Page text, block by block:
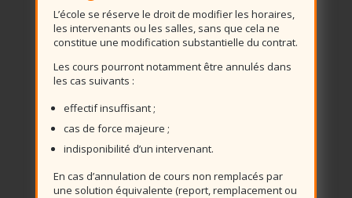
L’école se réserve le droit de modifier les horaires,
les intervenants ou les salles, sans que cela ne
constitue une modification substantielle du contrat.
Les cours pourront notamment être annulés dans
les cas suivants :
effectif insuffisant ;
cas de force majeure ;
indisponibilité d’un intervenant.
En cas d’annulation de cours non remplacés par
une solution équivalente (report, remplacement ou